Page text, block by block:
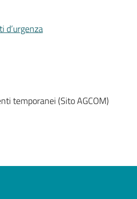
d’urgenza
temporanei (Sito AGCOM)